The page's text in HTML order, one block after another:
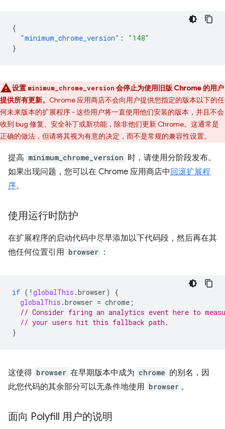
{
"minimum_chrome_version" :
"148"
}
设置 minimum_chrome_version 会停止为使用旧版 Chrome 的用户
提供所有更新。 Chrome 应用商店不会向用户提供您指定的版本以下的任
何未来版本的扩展程序 - 这些用户将一直使用他们安装的版本，并且不会
收到 bug 修复、安全补丁或新功能，除非他们更新 Chrome。这通常是
正确的做法，但请将其视为有意的决定，而不是常规的兼容性设置。
提高 minimum_chrome_version 时，请使用分阶段发布。
如果出现问题，您可以在 Chrome 应用商店中 回滚扩展程
序。
使用运行时防护
在扩展程序的启动代码中尽早添加以下代码段，然后再在其
他任何位置引用 browser ：
if ( ! globalThis .browser)
{
globalThis .browser = chrome ;
// Consider firing an analytics event here to
// your users hit this fallback path.
}
这使得 browser 在早期版本中成为 chrome 的别名，因
此您代码的其余部分可以无条件地使用 browser 。
面向 Polyfill 用户的说明